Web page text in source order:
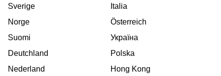
Sverige
Norge
Suomi
Deutchland
Nederland
Italia
Österreich
Україна
Polska
Hong Kong